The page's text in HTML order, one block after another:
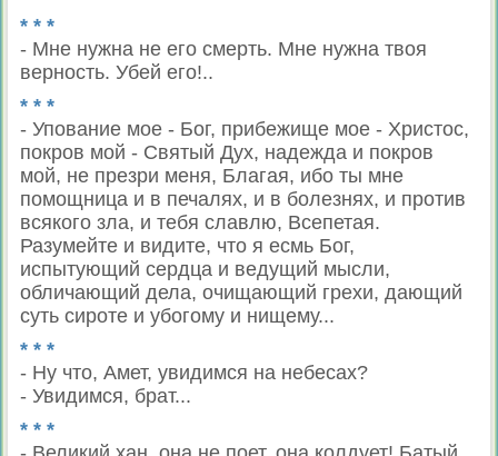
* * *
- Мне нужна не его смерть. Мне нужна твоя
верность. Убей его!..
* * *
- Упование мое - Бог, прибежище мое - Христос,
покров мой - Святый Дух, надежда и покров
мой, не презри меня, Благая, ибо ты мне
помощница и в печалях, и в болезнях, и против
всякого зла, и тебя славлю, Всепетая.
Разумейте и видите, что я есмь Бог,
испытующий сердца и ведущий мысли,
обличающий дела, очищающий грехи, дающий
суть сироте и убогому и нищему...
* * *
- Ну что, Амет, увидимся на небесах?
- Увидимся, брат...
* * *